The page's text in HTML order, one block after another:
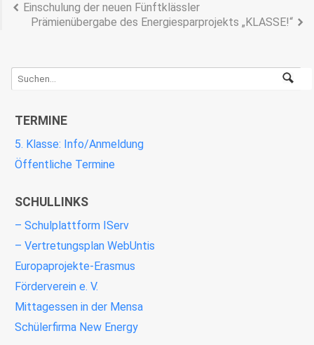
Einschulung der neuen Fünftklässler
Prämienübergabe des Energiesparprojekts „KLASSE!“
TERMINE
5. Klasse: Info/Anmeldung
Öffentliche Termine
SCHULLINKS
– Schulplattform IServ
– Vertretungsplan WebUntis
Europaprojekte-Erasmus
Förderverein e. V.
Mittagessen in der Mensa
Schülerfirma New Energy